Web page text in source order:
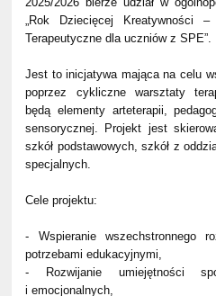
„Rok Dziecięcej Kreatywności
Terapeutyczne dla uczniów z SPE”.
Jest to inicjatywa mająca na celu
poprzez cykliczne warsztaty
będą elementy arteterapii,
sensorycznej. Projekt jest
szkół podstawowych, szkół z
specjalnych.
Cele projektu:
- Wspieranie wszechstronnego
potrzebami edukacyjnymi,
- Rozwijanie umiejętności
i emocjonalnych,